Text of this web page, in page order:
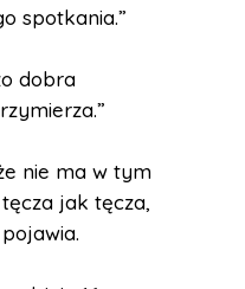
spotkania.”
dobra
nie ma w tym
jak tęcza,